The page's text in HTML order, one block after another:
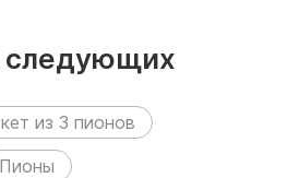
следующих
из 3 пионов
Пионы